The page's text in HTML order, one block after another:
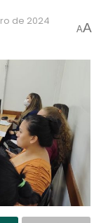
de 2024
AA